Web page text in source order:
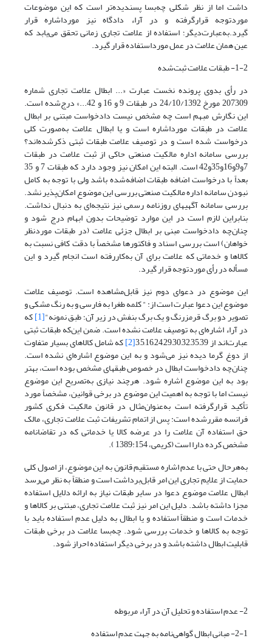
داشت اما از نظر شکلی چه‌بسا پسندیده‌تر است که این موضوعات
موردتوجه قرارگرفته و در آراء دادگاه نیز مورداشاره قرار
گیرد.به‌عبارت‌دیگر؛ استفاده از علامت تجاری زمانی تحقق می‌یابد که
عین همان علامت در عمل مورداستفاده قرار گیرد.
1-2- طبقات علامت ثبت‌شده
در رأی بدوی پرونده نخست عبارت «... ابطال علامت تجاری شماره
207309 مورخ 24/10/1392 در طبقات 9 و 16 و 42...» درج‌شده است.
این نگارش مبهم است چه مشخص نیست دادخواست مبتنی بر ابطال
علامت در طبقات مورداشاره است و یا ابطال علامت به‌صورت کلی
درخواست شده است و در توصیف علامت طبقات ثبتی ذکرشده‌اند؟
بررسی سامانه اداره مالکیت صنعتی حاکی از ثبت علامت در طبقات
7و9و16و35و42 است. البته این امکان نیز وجود دارد که طبقات 7 و 35
بعداً با درخواست اضافه طبقات اضافه‌شده باشد ولی با توجه به کامل
نبودن سامانه اداره مالکیت صنعتی بررسی این موضوع امکان‌پذیر نشد.
بررسی سامانه آگهیهای روزنامه رسمی نیز نتیجه‌ای به دنبال نداشت.
بنابراین لازم است در این موارد توضیحات بدون ابهام درج شود و
چنان‌چه دادخواست مبنی بر ابطال جزئی علامت (در طبقات موردنظر
خواهان) است بررسی اسناد و فاکتورها مشخصاً با دقت کافی نسبت به
کالاها و خدماتی که علامت برای آن به‌کاررفته است انجام گیرد و این
مسأله در رأی موردتوجه قرار گیرد.
این موضوع در دعوای دوم نیز قابل‌مشاهده است. توصیف علامت
موضوع این دعوا عبارت است از: " کلمه طغرا به فارسی و به رنگ مشکی و
تصویر دو برگ قرمزرنگ و یک برگ بنفش در زیر آن؛ طبق نمونه"[1] که
در آراء اشاره‌ای به توصیف علامت نشده است. ضمن این‌که طبقات ثبتی
عبارت‌اند از 3,5,16,24,29,30,32,35,39 [2] که شامل کالاهای بسیار متفاوت
از دوغ گرما دیده نیز می‌شود و به این موضوع اشاره‌ای نشده است.
چنان‌چه دادخواست ابطال در خصوص طبقه­ای مشخص بوده است، بهتر
بود به این موضوع اشاره شود. هرچند نیازی به‌تصریح این موضوع
نیست اما با توجه به اهمیت این موضوع در برخی قوانین، مشخصاً مورد
تأکید قرارگرفته است به‌عنوان‌مثال در قانون مالکیت فکری کشور
فرانسه مقررشده است: پس از اتمام تشریفات ثبت علامت تجاری، مالک
حق استفاده آن علامت را در عرضه کالا یا خدماتی که در تقاضانامه
مشخص کرده دارا است (کریمی، 1389:154 ).
به‌هرحال حتی با عدم اشاره مستقیم قانون به این موضوع، از اصول کلی
حمایت از علایم تجاری این امر قابل‌برداشت است و منطقاً به نظر می‌رسد
ابطال علامت موضوع دعوا در سایر طبقات نیاز به ارائه دلایل استفاده
مجزا داشته باشد. دلیل این امر نیز ثبت علامت تجاری، مبتنی بر کالاها و
خدمات است و منطقاً استفاده و یا ابطال به دلیل عدم استفاده باید با
توجه به کالاها و خدمات بررسی شود. چه‌بسا علامت در برخی طبقات
قابلیت ابطال داشته باشد و در برخی دیگر استفاده احراز شود.
2- عدم استفاده و تحلیل آن در آراء مربوطه
2-1- مبانی ابطال گواهی‌نامه به جهت عدم استفاده